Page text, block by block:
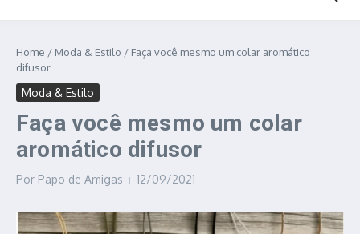
Home / Moda & Estilo / Faça você mesmo um colar aromático
difusor
Moda & Estilo
Faça você mesmo um colar
aromático difusor
Por Papo de Amigas 12/09/2021